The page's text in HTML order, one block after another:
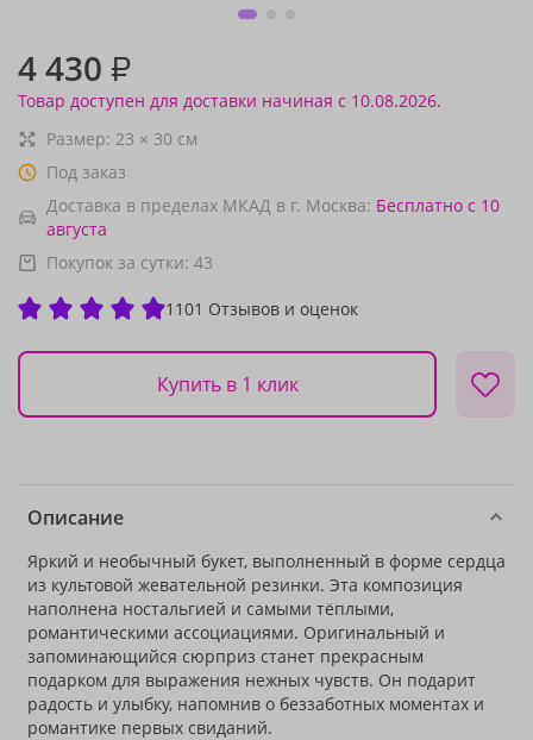
4 430 ₽
Товар доступен для доставки начиная с 10.08.2026.
Размер: 23 × 30 см
Под заказ
Доставка в пределах МКАД в г. Москва: Бесплатно с 10
августа
Покупок за сутки: 43
1101 Отзывов и оценок
Купить в 1 клик
Описание
Яркий и необычный букет, выполненный в форме сердца
из культовой жевательной резинки. Эта композиция
наполнена ностальгией и самыми тёплыми,
романтическими ассоциациями. Оригинальный и
запоминающийся сюрприз станет прекрасным
подарком для выражения нежных чувств. Он подарит
радость и улыбку, напомнив о беззаботных моментах и
романтике первых свиданий.